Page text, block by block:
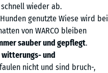
wieder ab.
genutzte Wiese wird bei
von WARCO bleiben
sauber und gepflegt.
witterungs- und
nicht und sind bruch-,